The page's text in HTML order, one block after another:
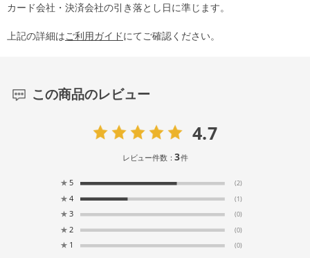
カード会社・決済会社の引き落とし日に準じます。
上記の詳細はご利用ガイドにてご確認ください。
この商品のレビュー
4.7
レビュー件数：3件
★ 5 (2)
★ 4 (1)
★ 3 (0)
★ 2 (0)
★ 1 (0)